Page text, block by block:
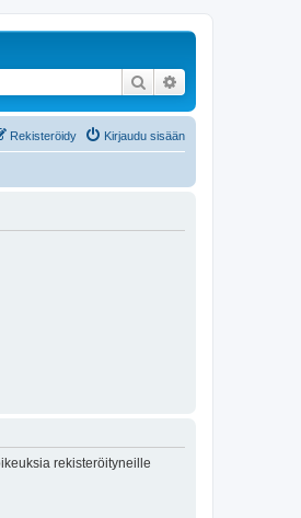
Etsi
Kirjaudu sisään
Rekisteröidy
rekisteröityneille